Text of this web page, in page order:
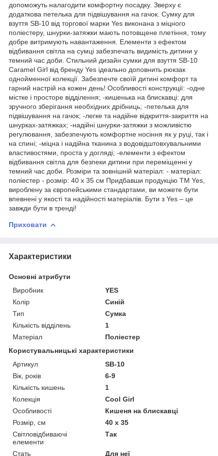
допоможуть налагодити комфортну посадку. Зверху є
додаткова петелька для підвішування на гачок. Сумку для
взуття SB-10 від торгової марки Yes виконана з міцного
поліестеру, шнурки-затяжки мають потовщене плетіння, тому
добре витримують навантаження. Елементи з ефектом
відбивання світла на сумці забезпечать видимість дитини у
темний час доби. Стильний дизайн сумки для взуття SB-10
Caramel Girl від бренду Yes ідеально доповнить рюкзак
однойменної колекції. Забезпечте своїй дитині комфорт та
гарний настрій на кожен день! Особливості конструкції: -одне
містке і просторе відділення; -кишенька на блискавці: для
зручного зберігання необхідних дрібниць; -петелька для
підвішування на гачок; -легке та надійне відкриття-закриття на
шнурках-затяжках; -надійні шнурки-затяжки з можливістю
регулювання, забезпечують комфортне носіння як у руці, так і
на спині; -міцна і надійна тканина з водовідштовхувальними
властивостями, проста у догляді; -елементи з ефектом
відбивання світла для безпеки дитини при переміщенні у
темний час доби. Розміри та зовнішній матеріал: - матеріал:
поліестер - розмір: 40 х 35 см Придбавши продукцію TM Yes,
вироблену за європейськими стандартами, ви можете бути
впевнені у якості та надійності матеріалів. Бути з Yes – це
завжди бути в тренді!
Приховати
Характеристики
Основні атрибути
Виробник
YES
Колір
Синій
Тип
Сумка
Кількість відділень
1
Матеріал
Поліестер
Користувальницькі характеристики
Артикул
SB-10
Вік, років
6-9
Кількість кишень
1
Колекція
Cool Girl
Особливості
Кишеня на блискавці
Розмір, см
40 х 35
Світловідбиваючі
елементи
Так
Стать
Для неї